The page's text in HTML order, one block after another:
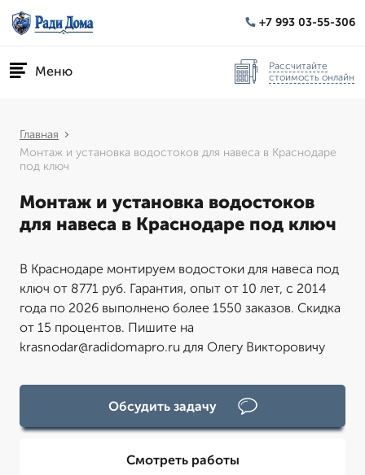
+7 993 03-55-306
Меню
Рассчитайте
стоимость онлайн
Главная
Монтаж и установка водостоков для навеса в Краснодаре
под ключ
Монтаж и установка водостоков
для навеса в Краснодаре под ключ
В Краснодаре монтируем водостоки для навеса под
ключ от 8771 руб. Гарантия, опыт от 10 лет, с 2014
года по 2026 выполнено более 1550 заказов. Скидка
от 15 процентов. Пишите на
krasnodar@radidomapro.ru для Олегу Викторовичу
Обсудить задачу
Смотреть работы